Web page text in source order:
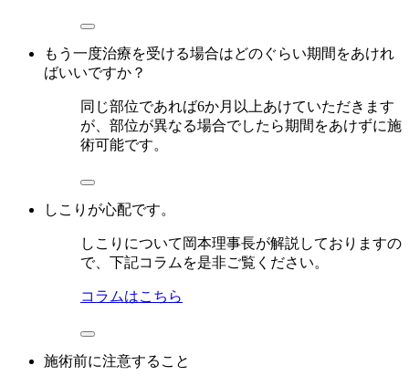
もう一度治療を受ける場合はどのぐらい期間をあけれ
ばいいですか？
同じ部位であれば6か月以上あけていただきます
が、部位が異なる場合でしたら期間をあけずに施
術可能です。
しこりが心配です。
しこりについて岡本理事長が解説しておりますの
で、下記コラムを是非ご覧ください。
コラムはこちら
施術前に注意すること